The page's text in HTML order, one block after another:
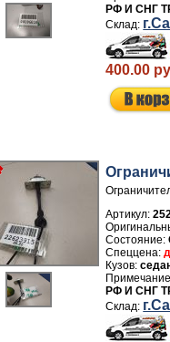
РФ И СНГ
400.00
Артикул:
РФ И СНГ